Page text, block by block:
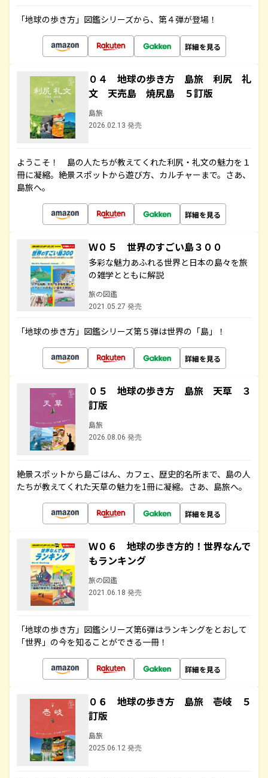
「地球の歩き方」図鑑シリーズから、第４弾が登場！
詳細を見る
０４ 地球の歩き方 島旅 利尻 礼
文 天売島 焼尻島 ５訂版
島旅
2026.02.13 発売
ようこそ！ 島の人たちが教えてくれた利尻・礼文の魅力を１
冊に凝縮。絶景スポットから遊び方、カルチャーまで。さあ、
島旅へ。
詳細を見る
Ｗ０５ 世界のすごい島３００
多彩な魅力あふれる世界と日本の島々を旅
の雑学とともに解説
旅の図鑑
2021.05.27 発売
「地球の歩き方」図鑑シリーズ第５弾は世界の「島」！
詳細を見る
０５ 地球の歩き方 島旅 天草 ３
訂版
島旅
2026.08.06 発売
絶景スポットから島ごはん、カフェ、歴史的名所まで、島の人
たちが教えてくれた天草の魅力を1冊に凝縮。さあ、島旅へ。
詳細を見る
Ｗ０６ 地球の歩き方的！世界なんで
もランキング
旅の図鑑
2021.06.18 発売
「地球の歩き方」図鑑シリーズ第6弾はランキングをとおして
「世界」の今を知ることができる一冊！
詳細を見る
０６ 地球の歩き方 島旅 壱岐 ５
訂版
島旅
2025.06.12 発売